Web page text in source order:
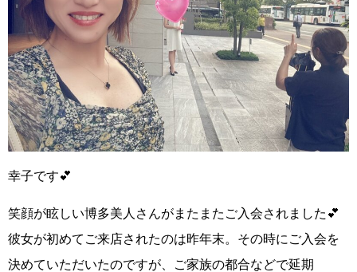
幸子です💕
笑顔が眩しい博多美人さんがまたまたご入会されました💕
彼女が初めてご来店されたのは昨年末。その時にご入会を
決めていただいたのですが、ご家族の都合などで延期